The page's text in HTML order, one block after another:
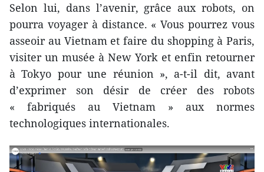
Selon lui, dans l’avenir, grâce aux robots, on
pourra voyager à distance. « Vous pourrez vous
asseoir au Vietnam et faire du shopping à Paris,
visiter un musée à New York et enfin retourner
à Tokyo pour une réunion », a-t-il dit, avant
d’exprimer son désir de créer des robots
« fabriqués au Vietnam » aux normes
technologiques internationales.